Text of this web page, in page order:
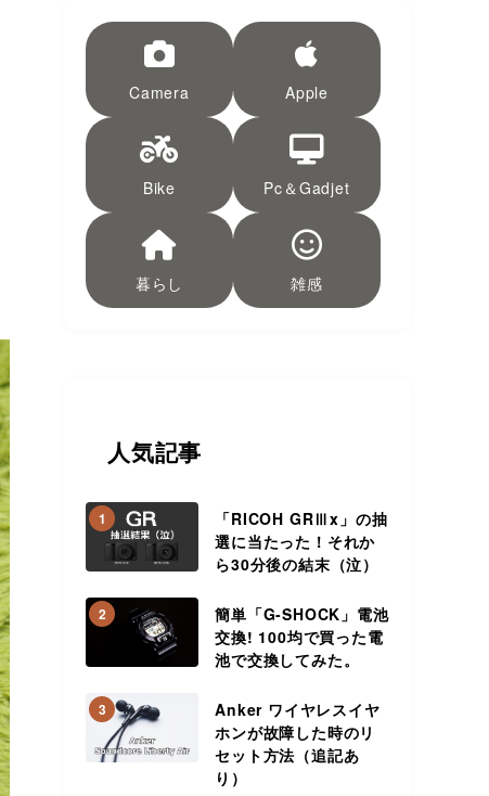
Camera Apple
Bike Pc＆Gadjet
暮らし 雑感
人気記事
1
「RICOH GRⅢx」の抽
選に当たった！それか
ら30分後の結末（泣）
2
簡単「G-SHOCK」電池
交換! 100均で買った電
池で交換してみた。
3
Anker ワイヤレスイヤ
ホンが故障した時のリ
セット方法（追記あ
り）